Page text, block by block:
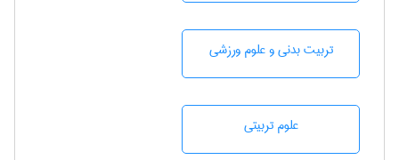
تربيت بدنی و علوم ورزشی
علوم تربيتی